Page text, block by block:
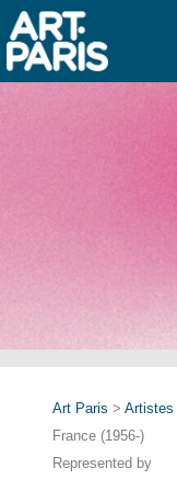
Art Paris > Artistes
France (1956-)
Represented by